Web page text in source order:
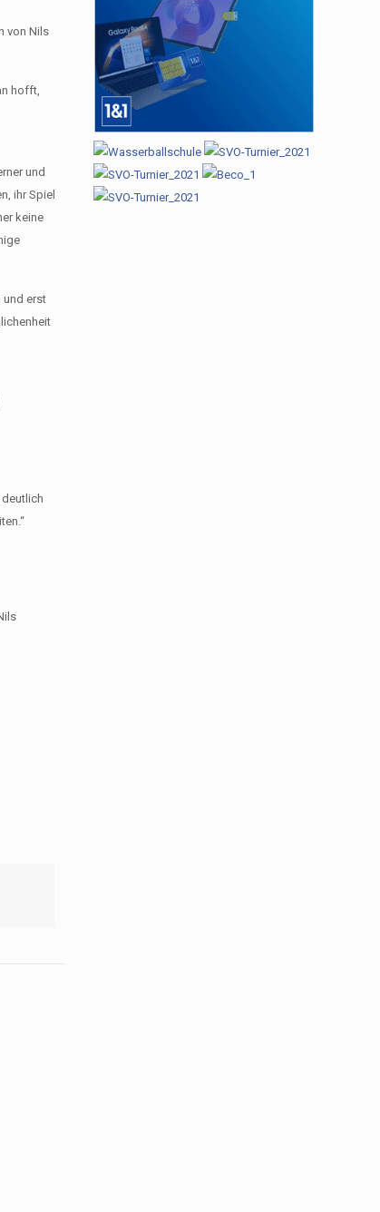
von Nils
hofft,
und
ihr Spiel
keine
und erst